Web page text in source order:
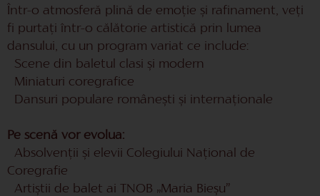
Într-o atmosferă plină de emoție și rafinament, veți
fi purtați într-o călătorie artistică prin lumea
dansului, cu un program variat ce include:
Scene din baletul clasi și modern
Miniaturi coregrafice
Dansuri populare românești și internaționale
Pe scenă vor evolua:
Absolvenții și elevii Colegiului Național de
Coregrafie
Artiștii de balet ai TNOB „Maria Bieșu”